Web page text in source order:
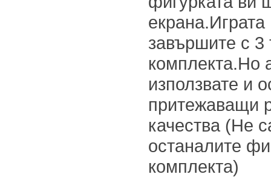
завършите с 3
комплекта.Но
използвате и
притежаващи
качества (Не
останалите
комплекта)